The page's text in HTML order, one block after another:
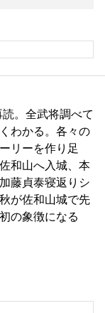
。全武将調べて
わかる。各々の
リーを作り足
和山へ入城、本
藤貞泰寝返りシ
が佐和山城で先
の象徴になる